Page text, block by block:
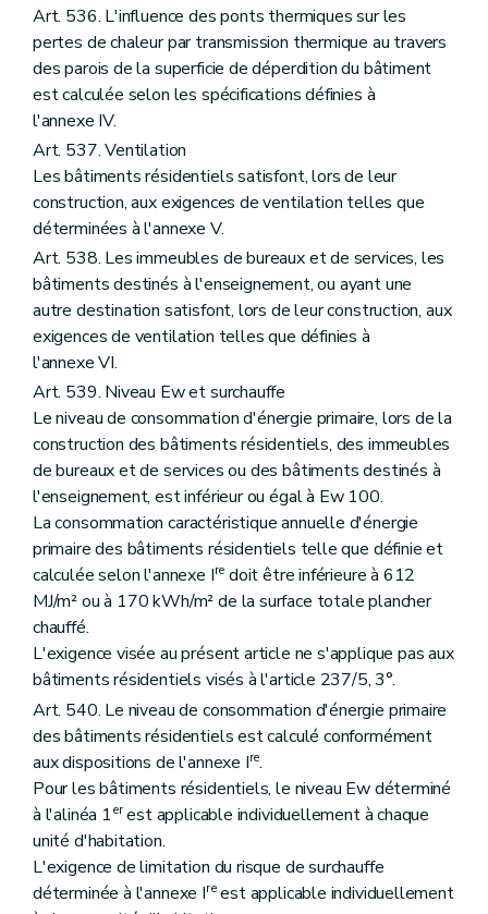
Art. 536. L'influence des ponts thermiques sur les
pertes de chaleur par transmission thermique au travers
des parois de la superficie de déperdition du bâtiment
est calculée selon les spécifications définies à
l'annexe IV.
Art. 537. Ventilation
Les bâtiments résidentiels satisfont, lors de leur
construction, aux exigences de ventilation telles que
déterminées à l'annexe V.
Art. 538. Les immeubles de bureaux et de services, les
bâtiments destinés à l'enseignement, ou ayant une
autre destination satisfont, lors de leur construction, aux
exigences de ventilation telles que définies à
l'annexe VI.
Art. 539. Niveau Ew et surchauffe
Le niveau de consommation d'énergie primaire, lors de la
construction des bâtiments résidentiels, des immeubles
de bureaux et de services ou des bâtiments destinés à
l'enseignement, est inférieur ou égal à Ew 100.
La consommation caractéristique annuelle d'énergie
primaire des bâtiments résidentiels telle que définie et
calculée selon l'annexe Ire doit être inférieure à 612
MJ/m² ou à 170 kWh/m² de la surface totale plancher
chauffé.
L'exigence visée au présent article ne s'applique pas aux
bâtiments résidentiels visés à l'article 237/5, 3°.
Art. 540. Le niveau de consommation d'énergie primaire
des bâtiments résidentiels est calculé conformément
aux dispositions de l'annexe Ire.
Pour les bâtiments résidentiels, le niveau Ew déterminé
à l'alinéa 1erest applicable individuellement à chaque
unité d'habitation.
L'exigence de limitation du risque de surchauffe
déterminée à l'annexe Ireest applicable individuellement